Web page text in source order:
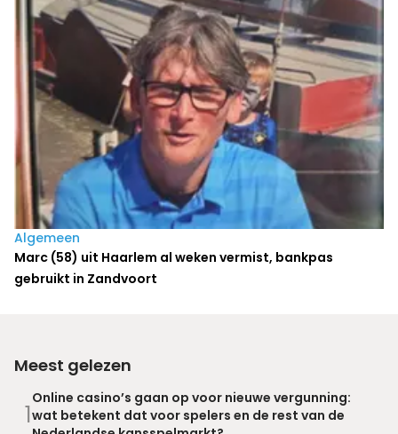
Algemeen
Marc (58) uit Haarlem al weken vermist, bankpas
gebruikt in Zandvoort
Meest gelezen
1
Online casino’s gaan op voor nieuwe vergunning:
wat betekent dat voor spelers en de rest van de